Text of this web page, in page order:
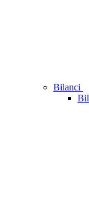
Bilanci